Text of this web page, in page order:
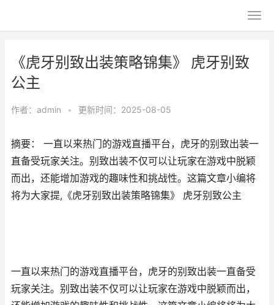
《虎牙别致出装策略锦集》 虎牙别致
公主
作者： admin • 更新时间：2025-08-05
摘要： 一直以来热门的游戏直播平台，虎牙的别致出装一
直备受玩家关注。别致出装不仅可以让玩家在游戏中脱颖
而出，还能增加游戏的趣味性和挑战性。这篇文章小编将
将为大家提,《虎牙别致出装策略锦集》 虎牙别致公主
一直以来热门的游戏直播平台，虎牙的别致出装一直备受
玩家关注。别致出装不仅可以让玩家在游戏中脱颖而出，